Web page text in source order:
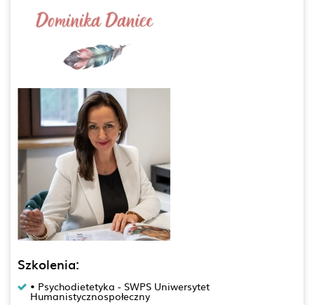
Szkolenia:
• Psychodietetyka - SWPS Uniwersytet
Humanistycznospołeczny